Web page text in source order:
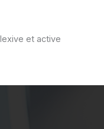
et active